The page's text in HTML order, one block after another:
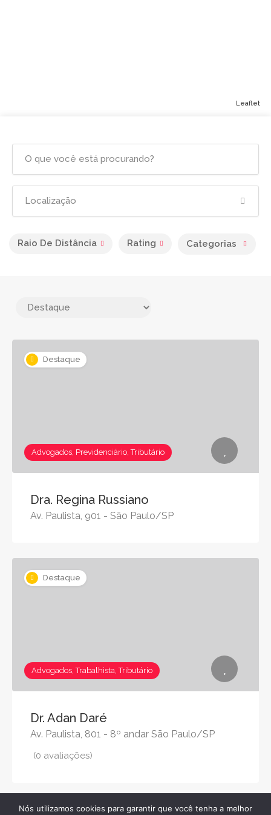
Categorias
Raio De Distância Rating
Destaque
Advogados, Previdenciário, Tributário
Dra. Regina Russiano
Av. Paulista, 901 - São Paulo/SP
Destaque
Advogados, Trabalhista, Tributário
Dr. Adan Daré
Av. Paulista, 801 - 8º andar São Paulo/SP
(0 avaliações)
Leaflet
Nós utilizamos cookies para garantir que você tenha a melhor